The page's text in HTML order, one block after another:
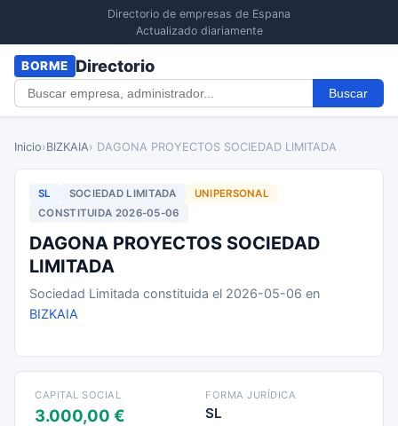
Directorio de empresas de Espana
Actualizado diariamente
BORME Directorio
Buscar
Inicio›BIZKAIA› DAGONA PROYECTOS SOCIEDAD LIMITADA
SL SOCIEDAD LIMITADA
UNIPERSONAL
CONSTITUIDA 2026-05-06
DAGONA PROYECTOS SOCIEDAD
LIMITADA
Sociedad Limitada constituida el 2026-05-06 en
BIZKAIA
CAPITAL SOCIAL
3.000,00 €
FORMA JURÍDICA
SL